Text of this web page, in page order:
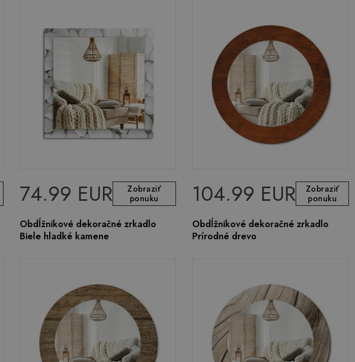
74.99 EUR
Zobraziť
ponuku
Obdĺžnikové dekoračné zrkadlo
Biele hladké kamene
104.99 EUR
Zobraziť
ponuku
Obdĺžnikové dekoračné zrkadlo
Prírodné drevo